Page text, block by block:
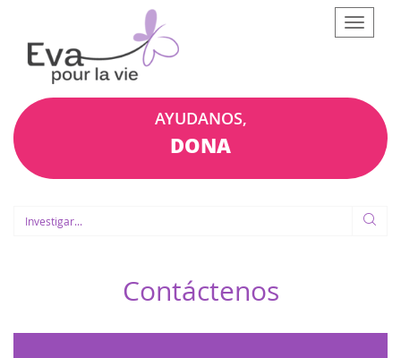
Afficher
le
AYUDANOS,
DONA
Contáctenos